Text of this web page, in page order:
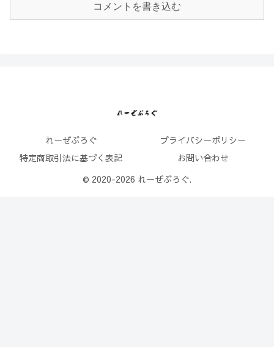
コメントを書き込む
れーぜぶろぐ
プライバシーポリシー
特定商取引法に基づく表記
お問い合わせ
© 2020-2026 れーぜぶろぐ.